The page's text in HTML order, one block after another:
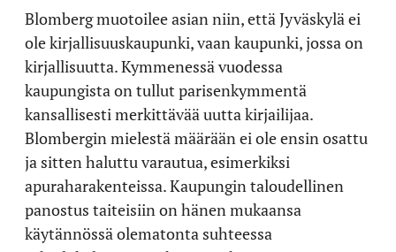
Blomberg muotoilee asian niin, että Jyväskylä ei
ole kirjallisuuskaupunki, vaan kaupunki, jossa on
kirjallisuutta. Kymmenessä vuodessa
kaupungista on tullut parisenkymmentä
kansallisesti merkittävää uutta kirjailijaa.
Blombergin mielestä määrään ei ole ensin osattu
ja sitten haluttu varautua, esimerkiksi
apuraharakenteissa. Kaupungin taloudellinen
panostus taiteisiin on hänen mukaansa
käytännössä olematonta suhteessa